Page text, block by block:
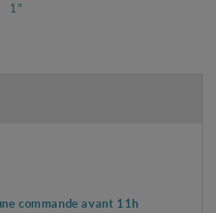
1"
commande avant 11h